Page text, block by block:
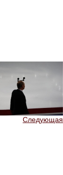
Следующая